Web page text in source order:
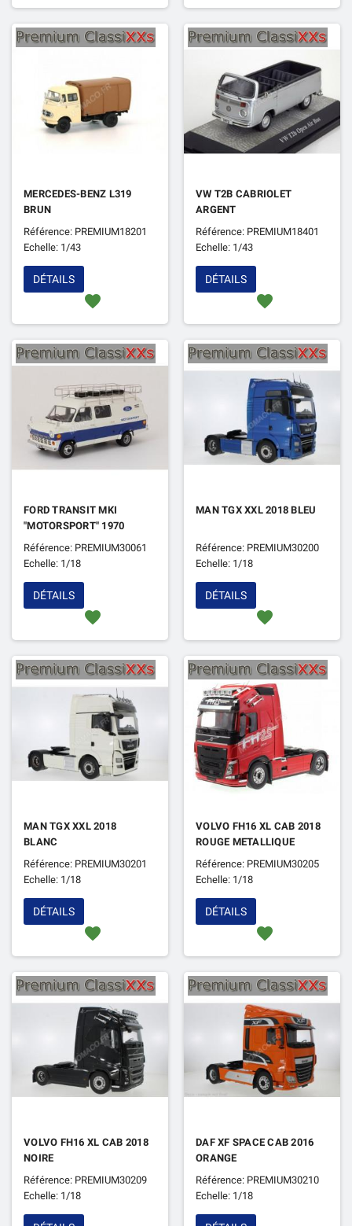
MERCEDES-BENZ L319
BRUN
Référence: PREMIUM18201
Echelle: 1/43
favorite
DÉTAILS
VW T2B CABRIOLET
ARGENT
Référence: PREMIUM18401
Echelle: 1/43
favorite
DÉTAILS
FORD TRANSIT MKI
"MOTORSPORT" 1970
Référence: PREMIUM30061
Echelle: 1/18
favorite
DÉTAILS
MAN TGX XXL 2018 BLEU
Référence: PREMIUM30200
Echelle: 1/18
favorite
DÉTAILS
MAN TGX XXL 2018
BLANC
Référence: PREMIUM30201
Echelle: 1/18
favorite
DÉTAILS
VOLVO FH16 XL CAB 2018
ROUGE METALLIQUE
Référence: PREMIUM30205
Echelle: 1/18
favorite
DÉTAILS
VOLVO FH16 XL CAB 2018
NOIRE
Référence: PREMIUM30209
Echelle: 1/18
DAF XF SPACE CAB 2016
ORANGE
Référence: PREMIUM30210
Echelle: 1/18